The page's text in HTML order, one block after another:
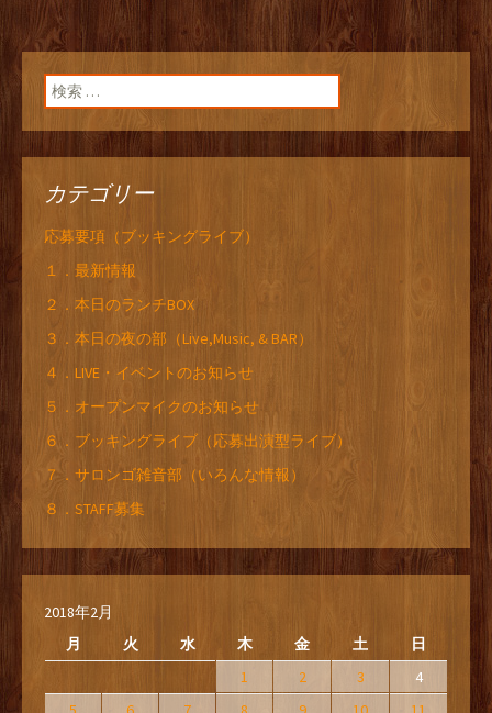
検索:
カテゴリー
応募要項（ブッキングライブ）
１．最新情報
２．本日のランチBOX
３．本日の夜の部（Live,Music, & BAR）
４．LIVE・イベントのお知らせ
５．オープンマイクのお知らせ
６．ブッキングライブ（応募出演型ライブ）
７．サロンゴ雑音部（いろんな情報）
８．STAFF募集
2018年2月
月
火 水 木 金 土 日
1 2 3
4